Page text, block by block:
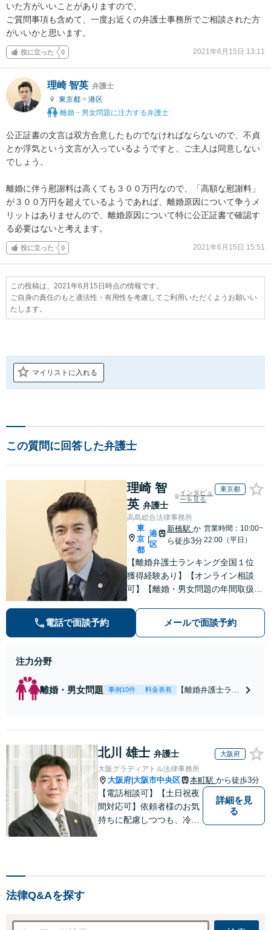
いた方がいいことがありますので、
ご質問事項も含めて、一度お近くの弁護士事務所でご相談された方
がいいかと思います。
役に立った 0 2021年6月15日 13:11
理崎 智英 弁護士
東京都 > 港区
離婚・男女問題に注力する弁護士
公正証書の文言は双方合意したものでなければならないので、不貞
とか浮気という文言が入っているようですと、ご主人は同意しない
でしょう。
離婚に伴う慰謝料は高くても３００万円なので、「高額な慰謝料」
が３００万円を超えているようであれば、離婚原因について争うメ
リットはありませんので、離婚原因について特に公正証書で確認す
る必要はないと考えます。
役に立った 0 2021年6月15日 15:51
この投稿は、2021年6月15日時点の情報です。
ご自身の責任のもと適法性・有用性を考慮してご利用いただくようお願いい
たします。
マイリストに入れる
この質問に回答した弁護士
理崎 智
英 弁護士
インタビュ
ーを見る
東京都
高島総合法律事務所
東
京
都
|
港
区
新橋駅か
ら徒歩3分
営業時間：10:00~
22:00（平日）
【離婚弁護士ランキング全国１位
獲得経験あり】【オンライン相談
可】【離婚・男女問題の年間取扱件
き寝入りしたくないという方は是非
ご相談ください。
電話で面談予約 メールで面談予約
注力分野
離婚・男女問題 事例10件 料金表有
【離婚弁護士ラン
円】【離婚・不倫
問題に特化／実績
多数】財産分与、
慰謝料、養育費等
で金銭的に満足で
きる解決を目指し
ます。
北川 雄士 弁護士 大阪府
大阪グラディアトル法律事務所
大阪府 大阪市中央区 本町駅 から徒歩3分
【電話相談可】【土日祝夜
間対応可】依頼者様のお気
持ちに配慮しつつも、冷静
詳細を見
る
法律Q&Aを探す